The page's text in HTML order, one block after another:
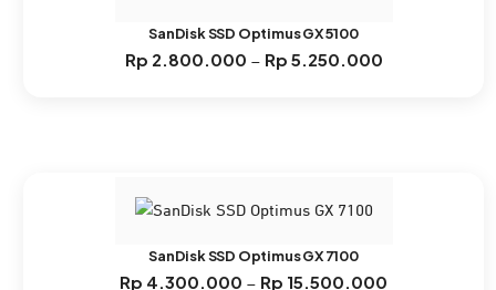
SanDisk SSD Optimus GX 5100
Rp 2.800.000 – Rp 5.250.000Rentang
SanDisk SSD Optimus GX 7100
Rp 4.300.000 – Rp 15.500.000